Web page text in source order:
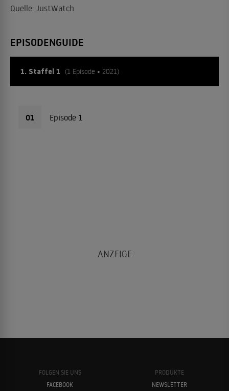
Quelle: JustWatch
EPISODENGUIDE
1. Staffel 1 (1 Episode • 2021)
01 Episode 1
FOLGEN SIE UNS
FACEBOOK
PRODUKTE
NEWSLETTER